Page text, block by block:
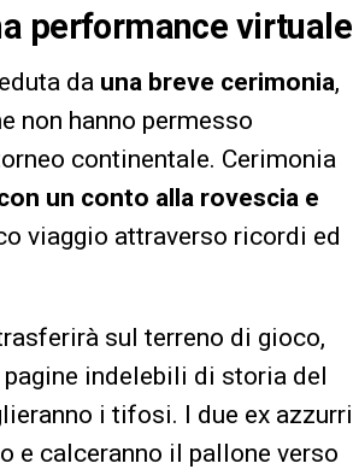
performance virtuale
da una breve cerimonia,
non hanno permesso
continentale. Cerimonia
un conto alla rovescia e
viaggio attraverso ricordi ed
sul terreno di gioco,
indelebili di storia del
i tifosi. I due ex azzurri
e calceranno il pallone verso